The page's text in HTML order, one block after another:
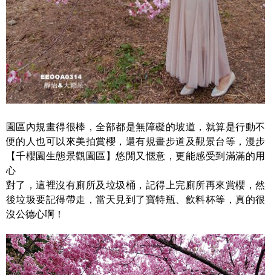
園區內規畫得很棒，全部都是無障礙的坡道，就算是行動不
便的人也可以來美拍賞櫻，還有規畫步道及觀景台等，漫步
【千櫻園生態景觀園區】悠閒又愜意，更能感受到滿滿的用
心
對了，這裡沒有廁所及垃圾桶，記得上完廁所再來賞櫻，然
後垃圾要記得帶走，當天見到了寶特瓶、飲料杯等，真的很
沒公德心啊！